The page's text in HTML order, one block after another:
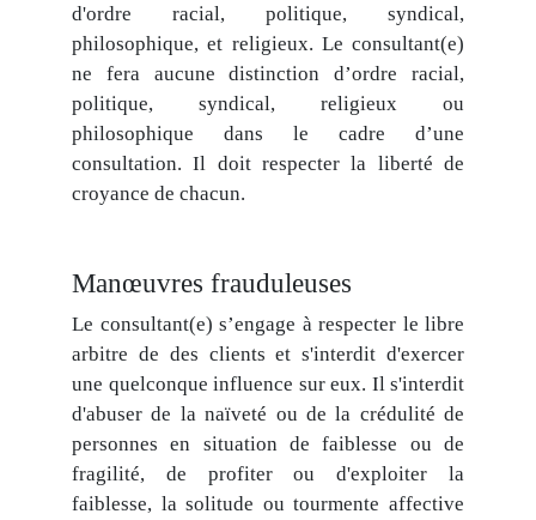
d'ordre racial, politique, syndical,
philosophique, et religieux. Le consultant(e)
ne fera aucune distinction d’ordre racial,
politique, syndical, religieux ou
philosophique dans le cadre d’une
consultation. Il doit respecter la liberté de
croyance de chacun.
Manœuvres frauduleuses
Le consultant(e) s’engage à respecter le libre
arbitre de des clients et s'interdit d'exercer
une quelconque influence sur eux. Il s'interdit
d'abuser de la naïveté ou de la crédulité de
personnes en situation de faiblesse ou de
fragilité, de profiter ou d'exploiter la
faiblesse, la solitude ou tourmente affective